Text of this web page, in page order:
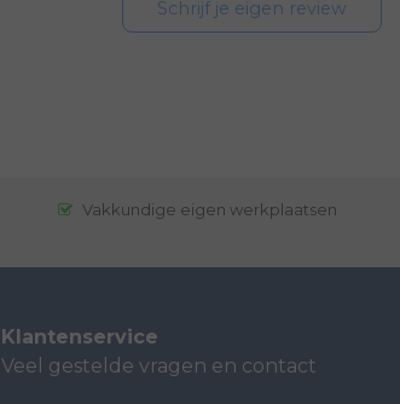
Schrijf je eigen review
Vakkundige eigen werkplaatsen
Klantenservice
Veel gestelde vragen en contact